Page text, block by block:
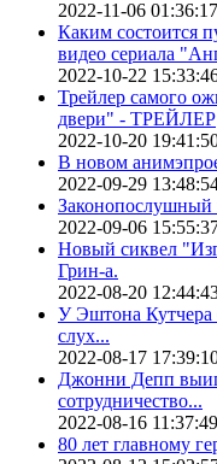
2022-11-06 01:36:17
Каким состоится
видео сериала
2022-10-22
Трейлер самого
двери" - ТРЕЙЛЕР
2022-10-20
В новом
2022-09-29
Законопослушный
2022-09-06
Новый сиквел
Грин-а.
2022-08-20
У Эштона Кутчера
слух...
2022-08-17
Джонни Депп
сотрудничество...
2022-08-16 11:37:49
80 лет главному